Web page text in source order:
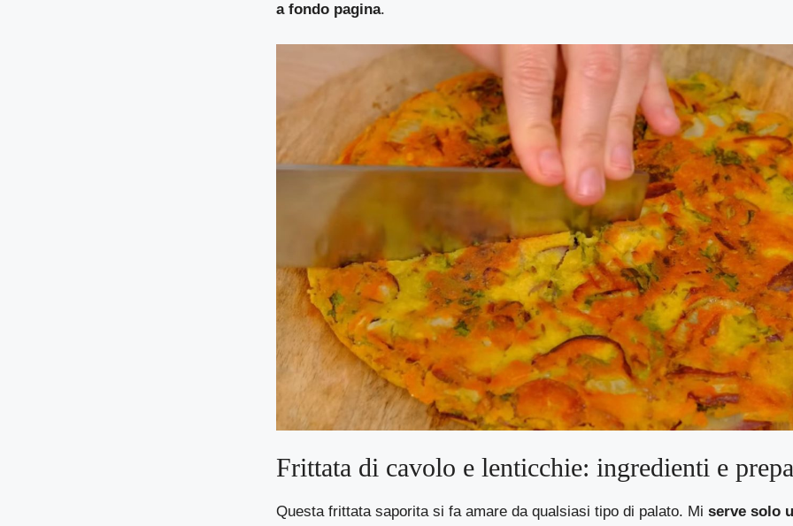
a fondo pagina.
Frittata di cavolo e lenticchie: ingredienti e
Questa frittata saporita si fa amare da qualsiasi tipo di palato. Miserve solo